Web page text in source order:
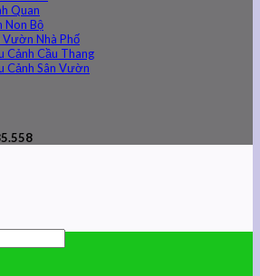
Quan
Non Bộ
Vườn Nhà Phố
Cảnh Cầu Thang
Cảnh Sân Vườn